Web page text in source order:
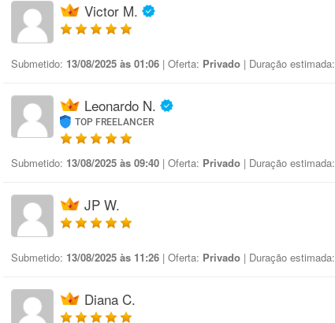
Victor M.
Submetido: 13/08/2025 às 01:06 | Oferta: Privado | Duração estimada:
Leonardo N.
TOP FREELANCER
Submetido: 13/08/2025 às 09:40 | Oferta: Privado | Duração estimada:
JP W.
Submetido: 13/08/2025 às 11:26 | Oferta: Privado | Duração estimada:
Diana C.